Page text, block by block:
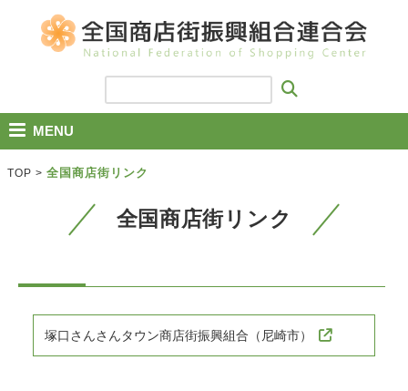
MENU
TOP > 全国商店街リンク
全国商店街リンク
塚口さんさんタウン商店街振興組合（尼崎市）